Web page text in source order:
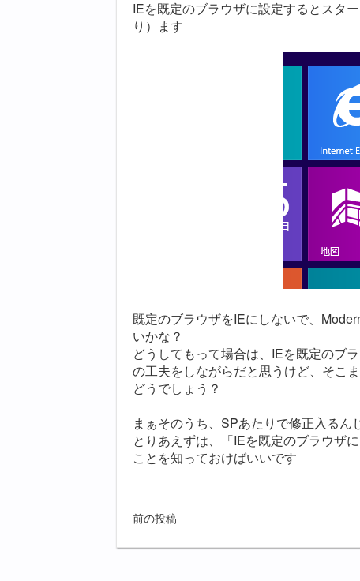
IEを既定のブラウザに設定するとスタ
り）ます
既定のブラウザをIEにしないで、
いかな？
どうしてもって場合は、IEを既定のブ
の工夫をしながらだと思うけど、そこ
どうでしょう？
まぁそのうち、SPあたりで修正入るん
とりあえずは、「IEを既定のブラウザ
ことを知っておけばいいです
前の投稿